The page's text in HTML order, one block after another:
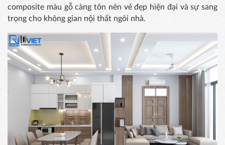
composite màu gỗ càng tôn nên vẻ đẹp hiện đại và sự sang
trọng cho không gian nội thất ngôi nhà.